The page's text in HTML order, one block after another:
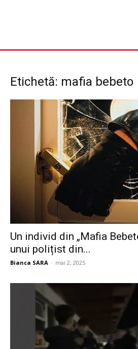
Etichetă: mafia bebeto
Un individ din „Mafia
unui polițist din...
Bianca SARA - mai 2, 2025